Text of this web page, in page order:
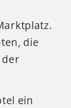
die
der
ein